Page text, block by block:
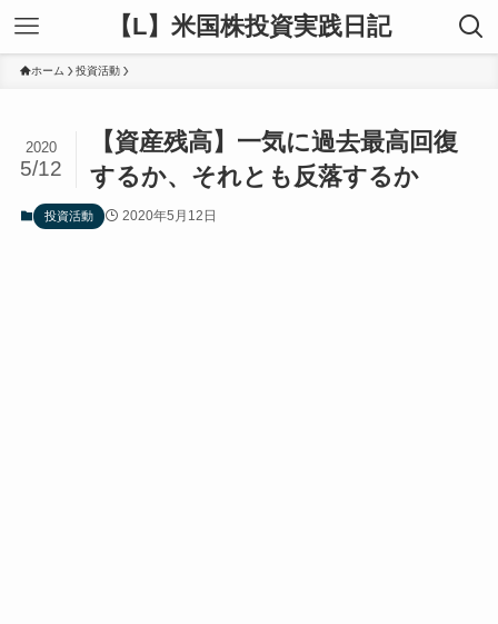
【L】米国株投資実践日記
ホーム 投資活動
【資産残高】一気に過去最高回復
するか、それとも反落するか
2020
5/12
投資活動 2020年5月12日